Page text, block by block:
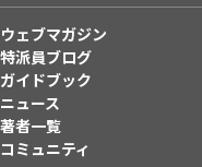
ウェブマガジン
特派員ブログ
ガイドブック
ニュース
著者一覧
コミュニティ